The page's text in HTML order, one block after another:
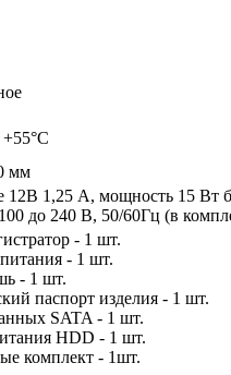
мм
12В 1,25 А, мощность 15 Вт
до 240 В, 50/60Гц (в
- 1 шт.
- 1 шт.
- 1 шт.
паспорт изделия - 1 шт.
SATA - 1 шт.
HDD - 1 шт.
комплект - 1шт.